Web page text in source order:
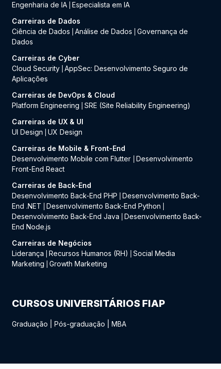
Engenharia de IA Especialista em IA
Carreiras de Dados
Ciência de Dados
Análise de Dados
Governança de
Dados
Carreiras de Cyber
Cloud Security AppSec: Desenvolvimento Seguro de
Aplicações
Carreiras de DevOps & Cloud
Platform Engineering
SRE (Site Reliability Engineering)
Carreiras de UX & UI
UI Design
UX Design
Carreiras de Mobile & Front-End
Desenvolvimento Mobile com Flutter
Desenvolvimento
Front-End React
Carreiras de Back-End
Desenvolvimento Back-End PHP
Desenvolvimento Back-
End .NET
Desenvolvimento Back-End Python
Desenvolvimento Back-End Java
Desenvolvimento Back-
End Node.js
Carreiras de Negócios
Liderança
Recursos Humanos (RH)
Social Media
Marketing
Growth Marketing
CURSOS UNIVERSITÁRIOS FIAP
Graduação Pós-graduação MBA